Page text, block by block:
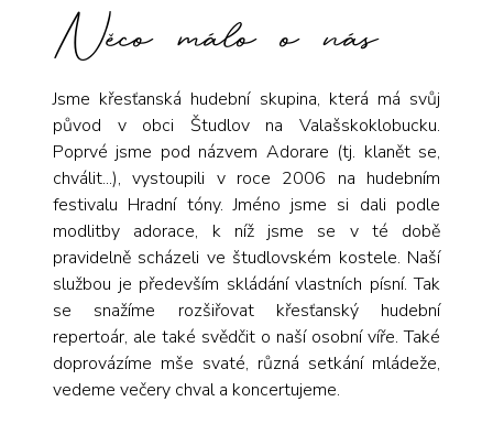
Něco málo o nás
Jsme křesťanská hudební skupina, která má svůj
původ v obci Študlov na Valašskoklobucku.
Poprvé jsme pod názvem Adorare (tj. klanět se,
chválit...), vystoupili v roce 2006 na hudebním
festivalu Hradní tóny. Jméno jsme si dali podle
modlitby adorace, k níž jsme se v té době
pravidelně scházeli ve študlovském kostele. Naší
službou je především skládání vlastních písní. Tak
se snažíme rozšiřovat křesťanský hudební
repertoár, ale také svědčit o naší osobní víře. Také
doprovázíme mše svaté, různá setkání mládeže,
vedeme večery chval a koncertujeme.